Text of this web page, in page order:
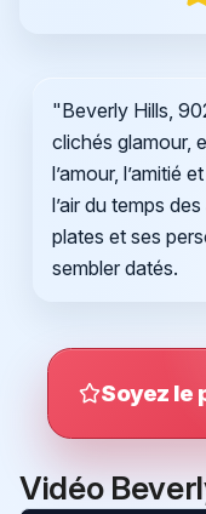
"Beverly Hills,
clichés glamour,
l’amour, l’amitié
l’air du temps
plates et ses
sembler datés.
Soyez le
Vidéo